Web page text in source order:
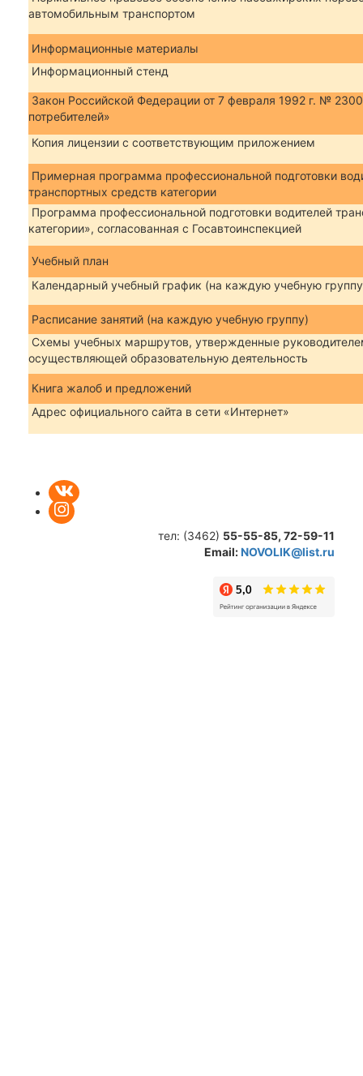
автомобильным транспортом
Информационные материалы
Информационный стенд
Закон Российской Федерации от 7 февраля 1992 г. №
потребителей»
Копия лицензии с соответствующим приложением
Примерная программа профессиональной подготовки
транспортных средств категории
Программа профессиональной подготовки водителей
категории», согласованная с Госавтоинспекцией
Учебный план
Календарный учебный график (на каждую учебную
Расписание занятий (на каждую учебную группу)
Схемы учебных маршрутов, утвержденные
осуществляющей образовательную деятельность
Книга жалоб и предложений
Адрес официального сайта в сети «Интернет»
тел: (3462) 55-55-85, 72-59-11
Email:NOVOLIK@list.ru